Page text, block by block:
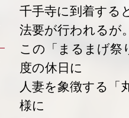
千手寺に到着する
法要が行われるが
この「まるまげ祭
度の休日に
人妻を象徴する「
様に